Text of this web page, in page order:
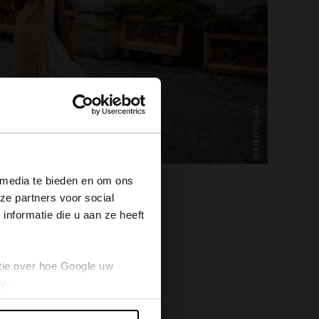
te bieden en om ons
partners voor social
die u aan ze heeft
over hoe Google uw